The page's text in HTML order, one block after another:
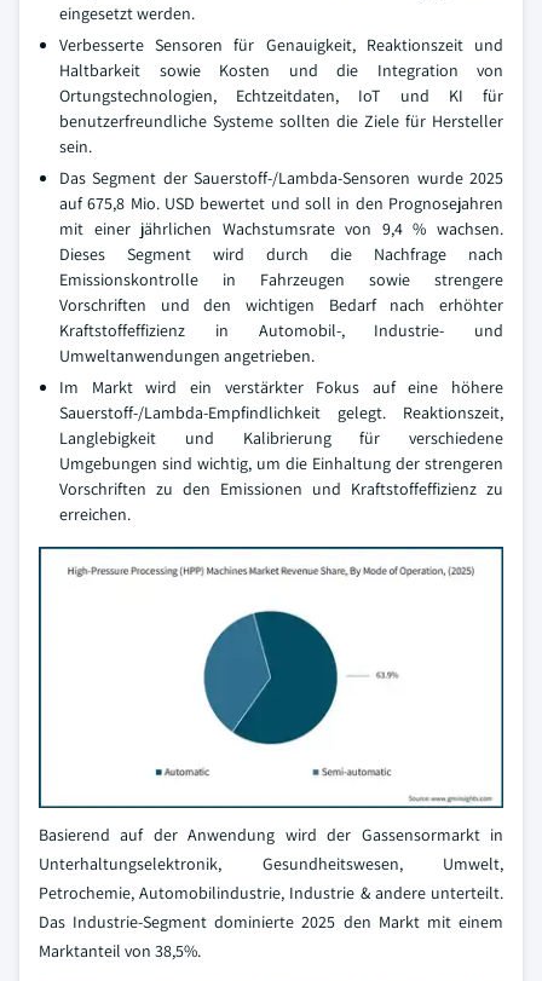
eingesetzt werden.
Verbesserte Sensoren für Genauigkeit, Reaktionszeit und
Haltbarkeit sowie Kosten und die Integration von
Ortungstechnologien, Echtzeitdaten, IoT und KI für
benutzerfreundliche Systeme sollten die Ziele für Hersteller
sein.
Das Segment der Sauerstoff-/Lambda-Sensoren wurde 2025
auf 675,8 Mio. USD bewertet und soll in den Prognosejahren
mit einer jährlichen Wachstumsrate von 9,4 % wachsen.
Dieses Segment wird durch die Nachfrage nach
Emissionskontrolle in Fahrzeugen sowie strengere
Vorschriften und den wichtigen Bedarf nach erhöhter
Kraftstoffeffizienz in Automobil-, Industrie- und
Umweltanwendungen angetrieben.
Im Markt wird ein verstärkter Fokus auf eine höhere
Sauerstoff-/Lambda-Empfindlichkeit gelegt. Reaktionszeit,
Langlebigkeit und Kalibrierung für verschiedene
Umgebungen sind wichtig, um die Einhaltung der strengeren
Vorschriften zu den Emissionen und Kraftstoffeffizienz zu
erreichen.
Basierend auf der Anwendung wird der Gassensormarkt in
Unterhaltungselektronik, Gesundheitswesen, Umwelt,
Petrochemie, Automobilindustrie, Industrie & andere unterteilt.
Das Industrie-Segment dominierte 2025 den Markt mit einem
Marktanteil von 38,5%.